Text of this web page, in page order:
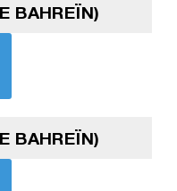
BAHREÏN)
BAHREÏN)